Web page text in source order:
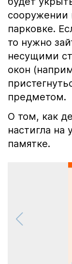
сооружении
парковке.
то нужно
несущими
окон
предметом.
О том, как
настигла на
памятке.